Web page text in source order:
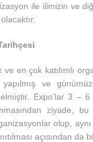
ile ilimizin ve
ve en çok katılımlı
yapılmış ve
Expo’lar 3 –
ziyade,
olup,
açısından da